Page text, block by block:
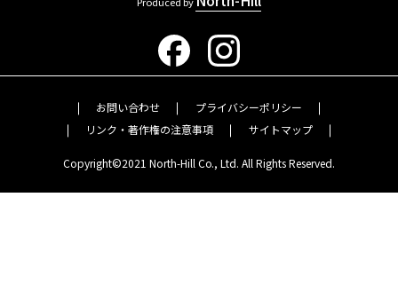
お問い合わせ
プライバシーポリシー
リンク・著作権の注意事項
サイトマップ
Copyright©2021 North-Hill Co., Ltd. All Rights Reserved.